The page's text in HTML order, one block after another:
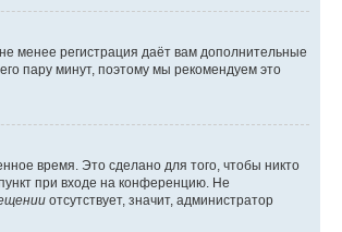
менее регистрация даёт вам дополнительные
пару минут, поэтому мы рекомендуем это
время. Это сделано для того, чтобы никто
при входе на конференцию. Не
отсутствует, значит, администратор